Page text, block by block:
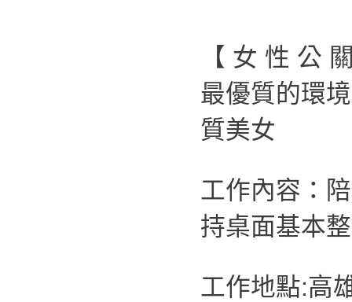
【 女 性 公
最優質的環
質美女
工作內容：
持桌面基本
工作地點:高